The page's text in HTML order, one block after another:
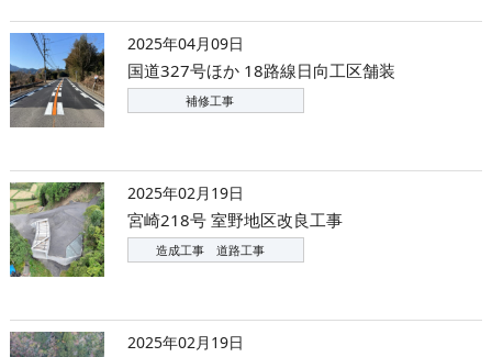
2025年04月09日
国道327号ほか 18路線日向工区舗装
補修工事
2025年02月19日
宮崎218号 室野地区改良工事
造成工事 道路工事
2025年02月19日